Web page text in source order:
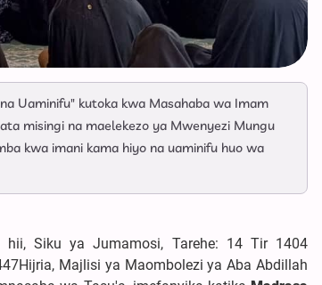
Uaminifu" kutoka kwa Masahaba wa Imam
misingi na maelekezo ya Mwenyezi Mungu
kwa imani kama hiyo na uaminifu huo wa
hii, Siku ya Jumamosi, Tarehe: 14 Tir 1404
Majlisi ya Maombolezi ya Aba Abdillah